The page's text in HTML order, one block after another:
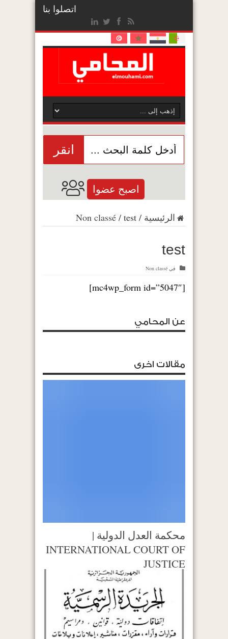
اتصلوا بنا
انقر
اصبح عضوا
الرئيسية /
Non classé / test
test
في Non classé
[mc4wp_form id=”5047″]
عن المحامي
مقالات اخرى
محكمة العدل الدولية |
INTERNATIONAL COURT OF
JUSTICE